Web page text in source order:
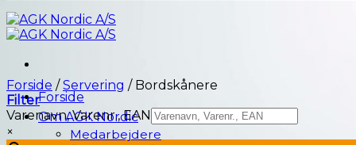
Forside
Om AGK Nordic
Medarbejdere
Forside / Servering /Bordskånere
Filter
Varenavn, Varenr., EAN
×